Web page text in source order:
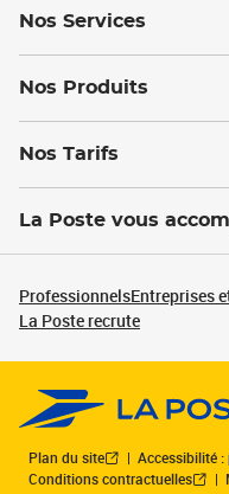
Nos Services
Nos Produits
Nos Tarifs
La Poste vous
ProfessionnelsEntreprises
La Poste recrute
Plan du site
Accessibilité
Conditions contractuelles